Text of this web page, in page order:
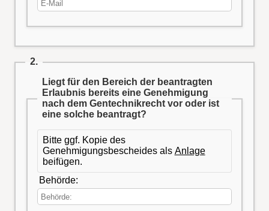
2.
Liegt für den Bereich der beantragten
Erlaubnis bereits eine Genehmigung
nach dem Gentechnikrecht vor oder ist
eine solche beantragt?
Bitte ggf. Kopie des
Genehmigungsbescheides als Anlage
beifügen.
Behörde: